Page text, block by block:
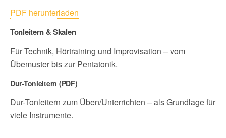
PDF herunterladen
Tonleitern & Skalen
Für Technik, Hörtraining und Improvisation – vom
Übemuster bis zur Pentatonik.
Dur-Tonleitern (PDF)
Dur-Tonleitern zum Üben/Unterrichten – als Grundlage für
viele Instrumente.